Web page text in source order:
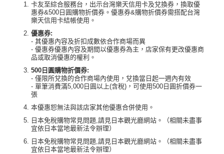
卡友至綜合服務台，出示台灣樂天信用卡及兌換券，換取優
惠券&500日圓購物折價券。優惠券&購物折價券需搭配台灣
樂天信用卡結帳使用。
優惠券:
- 其優惠內容及折扣成數依合作商場而異
- 優惠券優惠內容及期間以優惠券為主，店家保有更改優惠商
品或取消優惠的權利。
500日圓購物折價券:
- 僅限所兌換的合作商場內使用，兌換當日起一週內有效
- 單筆消費滿5,000日圓以上(含稅)，可使用500日圓折價券一
張
本優惠恕無法與該店家其他優惠合併使用。
日本免稅購物常見問題,請見日本觀光廳網站。（相關未盡事
宜依日本當地最新法令辦理）
日本免稅購物常見問題,請見日本觀光廳網站。（相關未盡事
宜依日本當地最新法令辦理）